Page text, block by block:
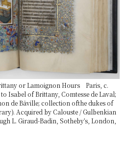
or Lamoignon Hours Paris, c.
Isabel of Brittany, Comtesse de Laval;
de Bâville; collection ofthe dukes of
Acquired by Calouste / Gulbenkian
L. Giraud-Badin, Sotheby’s, London,